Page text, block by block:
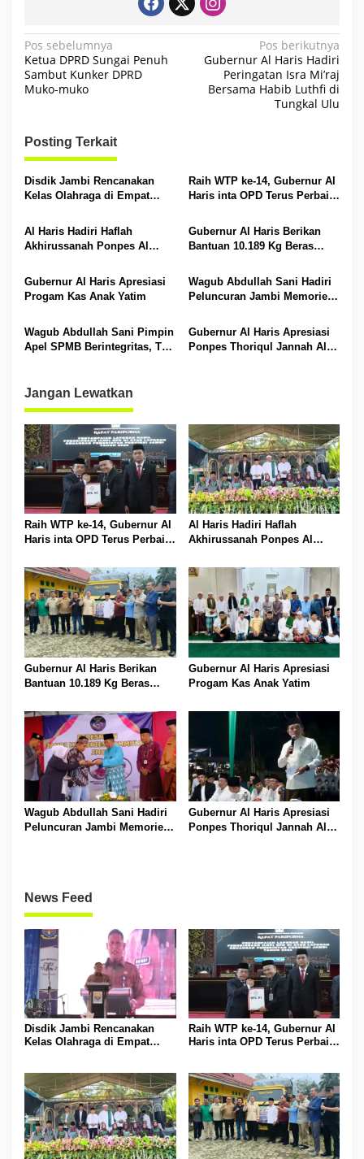
N
a
v
g
a
s
p
o
s
Pos sebelumnya
Ketua DPRD Sungai Penuh
Sambut Kunker DPRD
Muko-muko
Pos berikutnya
Gubernur Al Haris Hadiri
Peringatan Isra Mi’raj
Bersama Habib Luthfi di
Tungkal Ulu
Posting Terkait
Disdik Jambi Rencanakan
Kelas Olahraga di Empat
Raih WTP ke-14, Gubernur Al
Haris inta OPD Terus Perbaiki
Al Haris Hadiri Haflah
Akhirussanah Ponpes Al
Gubernur Al Haris Berikan
Bantuan 10.189 Kg Beras
Sarolangun
Gubernur Al Haris Apresiasi
Progam Kas Anak Yatim
Wagub Abdullah Sani Hadiri
Peluncuran Jambi Memories
Wagub Abdullah Sani Pimpin
Apel SPMB Berintegritas, Tak
Gubernur Al Haris Apresiasi
Ponpes Thoriqul Jannah Al-
Jangan Lewatkan
Raih WTP ke-14, Gubernur Al
Haris inta OPD Terus Perbaiki
Al Haris Hadiri Haflah
Akhirussanah Ponpes Al
Gubernur Al Haris Berikan
Bantuan 10.189 Kg Beras
Sarolangun
Gubernur Al Haris Apresiasi
Progam Kas Anak Yatim
Wagub Abdullah Sani Hadiri
Peluncuran Jambi Memories
Gubernur Al Haris Apresiasi
Ponpes Thoriqul Jannah Al-
News Feed
Disdik Jambi Rencanakan
Kelas Olahraga di Empat
Raih WTP ke-14, Gubernur Al
Haris inta OPD Terus Perbaiki